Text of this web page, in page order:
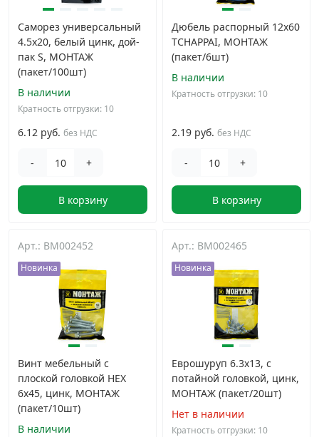
Саморез универсальный
4.5x20, белый цинк, дой-
пак S, МОНТАЖ
(пакет/100шт)
В наличии
Кратность отгрузки: 10
6.12 руб. без НДС
- +
В корзину
Дюбель распорный 12х60
TCHAPPAI, МОНТАЖ
(пакет/6шт)
В наличии
Кратность отгрузки: 10
2.19 руб. без НДС
- +
В корзину
Арт.: BM002452
Новинка
Винт мебельный с
плоской головкой HEX
6х45, цинк, МОНТАЖ
(пакет/10шт)
В наличии
Арт.: BM002465
Новинка
Еврошуруп 6.3х13, с
потайной головкой, цинк,
МОНТАЖ (пакет/20шт)
Нет в наличии
Кратность отгрузки: 10